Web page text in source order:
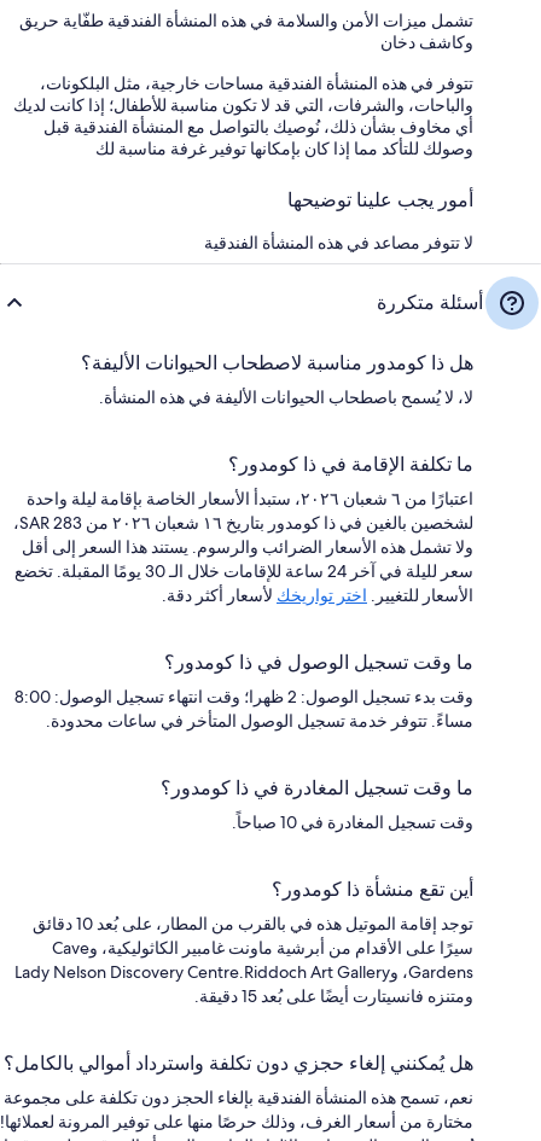
تشمل ميزات الأمن والسلامة في هذه المنشأة الفندقية طفّاية حريق
وكاشف دخان
تتوفر في هذه المنشأة الفندقية مساحات خارجية، مثل البلكونات،
والباحات، والشرفات، التي قد لا تكون مناسبة للأطفال؛ إذا كانت لديك
أي مخاوف بشأن ذلك، نُوصيك بالتواصل مع المنشأة الفندقية قبل
وصولك للتأكد مما إذا كان بإمكانها توفير غرفة مناسبة لك
أمور يجب علينا توضيحها
لا تتوفر مصاعد في هذه المنشأة الفندقية
أسئلة متكررة
هل ذا كومدور مناسبة لاصطحاب الحيوانات الأليفة؟
لا، لا يُسمح باصطحاب الحيوانات الأليفة في هذه المنشأة.
ما تكلفة الإقامة في ذا كومدور؟
اعتبارًا من ٦ شعبان ٢٠٢٦، ستبدأ الأسعار الخاصة بإقامة ليلة واحدة
لشخصين بالغين في ذا كومدور بتاريخ ١٦ شعبان ٢٠٢٦ من SAR 283،
ولا تشمل هذه الأسعار الضرائب والرسوم. يستند هذا السعر إلى أقل
سعر لليلة في آخر 24 ساعة للإقامات خلال الـ 30 يومًا المقبلة. تخضع
الأسعار للتغيير. اختر تواريخك لأسعار أكثر دقة.
ما وقت تسجيل الوصول في ذا كومدور؟
وقت بدء تسجيل الوصول: 2 ظهرا؛ وقت انتهاء تسجيل الوصول: 8:00
مساءً. تتوفر خدمة تسجيل الوصول المتأخر في ساعات محدودة.
ما وقت تسجيل المغادرة في ذا كومدور؟
وقت تسجيل المغادرة في 10 صباحاً.
أين تقع منشأة ذا كومدور؟
توجد إقامة الموتيل هذه في بالقرب من المطار، على بُعد 10 دقائق
سيرًا على الأقدام من أبرشية ماونت غامبير الكاثوليكية، وCave
Gardens، وLady Nelson Discovery Centre.Riddoch Art Gallery
ومتنزه فانسيتارت أيضًا على بُعد 15 دقيقة.
هل يُمكنني إلغاء حجزي دون تكلفة واسترداد أموالي بالكامل؟
نعم، تسمح هذه المنشأة الفندقية بإلغاء الحجز دون تكلفة على مجموعة
مختارة من أسعار الغرف، وذلك حرصًا منها على توفير المرونة لعملائها!